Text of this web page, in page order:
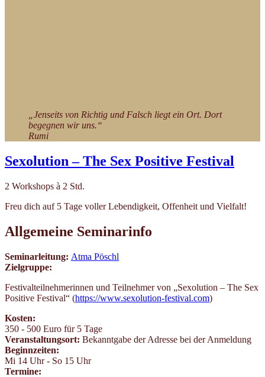
„Jenseits von Richtig und Falsch liegt ein Ort. Dort
begegnen wir uns.“
Rumi
Sexolution – The Sex Positive Festival
2 Workshops à 2 Std.
Freu dich auf 5 Tage voller Lebendigkeit, Offenheit und Vielfalt!
Allgemeine Seminarinfo
Seminarleitung: Atma Pöschl
Zielgruppe:
Festivalteilnehmerinnen und Teilnehmer von „Sexolution – The Sex
Positive Festival“ (https://www.sexolution-festival.com)
Kosten:
350 - 500 Euro für 5 Tage
Veranstaltungsort: Bekanntgabe der Adresse bei der Anmeldung
Beginnzeiten:
Mi 14 Uhr - So 15 Uhr
Termine: